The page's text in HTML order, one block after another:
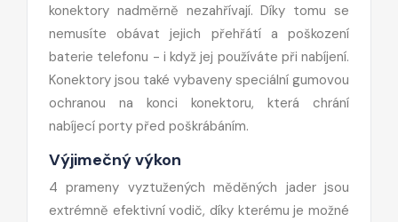
konektory nadměrně nezahřívají. Díky tomu se
nemusíte obávat jejich přehřátí a poškození
baterie telefonu - i když jej používáte při nabíjení.
Konektory jsou také vybaveny speciální gumovou
ochranou na konci konektoru, která chrání
nabíjecí porty před poškrábáním.
Výjimečný výkon
4 prameny vyztužených měděných jader jsou
extrémně efektivní vodič, díky kterému je možné